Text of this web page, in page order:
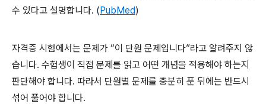
수 있다고 설명합니다. (PubMed)
자격증 시험에서는 문제가 “이 단원 문제입니다”라고 알려주지 않
습니다. 수험생이 직접 문제를 읽고 어떤 개념을 적용해야 하는지
판단해야 합니다. 따라서 단원별 문제를 충분히 푼 뒤에는 반드시
섞어 풀어야 합니다.